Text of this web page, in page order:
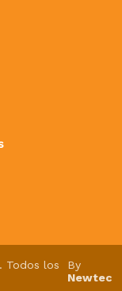
. Todos los
By
Newtec